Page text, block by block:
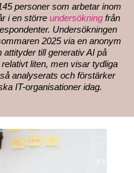
personer som arbetar inom
i en större undersökning från
Undersökningen
2025 via en anonym
till generativ AI på
liten, men visar tydliga
analyserats och förstärker
IT-organisationer idag.